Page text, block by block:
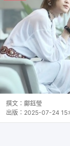
撰文： 鄺鈺瑩
出版： 2025-07-24